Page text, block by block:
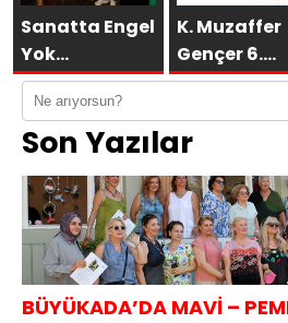
Sanatta Engel
Yok
Vakfı’ndan
Anlamlı
Sosyal
Projesi
K. Muzaffer
Gençer 6.
SAKÜDER ile
Son Yazılar
BÜYÜKADA’DA MAVİ –